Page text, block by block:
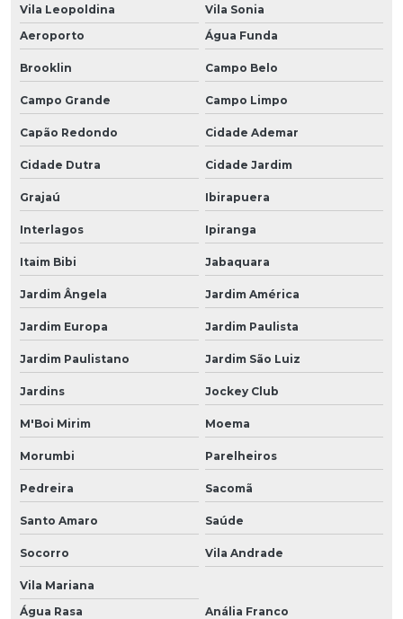
Vila Leopoldina
Vila Sonia
Aeroporto
Água Funda
Brooklin Campo Belo
Campo Grande Campo Limpo
Capão Redondo Cidade Ademar
Cidade Dutra Cidade Jardim
Grajaú Ibirapuera
Interlagos Ipiranga
Itaim Bibi Jabaquara
Jardim Ângela Jardim América
Jardim Europa Jardim Paulista
Jardim Paulistano Jardim São Luiz
Jardins Jockey Club
M'Boi Mirim Moema
Morumbi Parelheiros
Pedreira Sacomã
Santo Amaro Saúde
Socorro Vila Andrade
Vila Mariana
Água Rasa
Anália Franco